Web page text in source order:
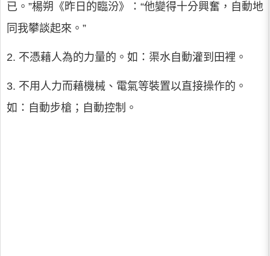
已。”楊朔《昨日的臨汾》：“他變得十分興奮，自動地
同我攀談起來。”
2. 不憑藉人為的力量的。如：渠水自動灌到田裡。
3. 不用人力而藉機械、電氣等裝置以直接操作的。
如：自動步槍；自動控制。